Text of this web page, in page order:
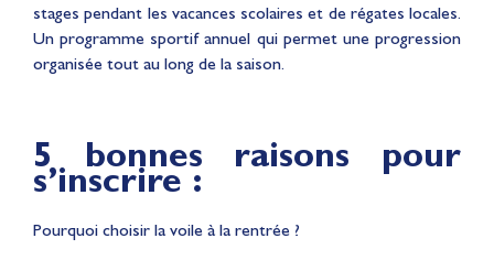
stages pendant les vacances scolaires et de régates locales.
Un programme sportif annuel qui permet une progression
organisée tout au long de la saison.
5 bonnes raisons pour
s’inscrire :
Pourquoi choisir la voile à la rentrée ?